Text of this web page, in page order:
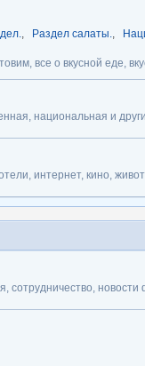
, Раздел салаты.,
все о вкусной еде,
национальная и
интернет, кино,
сотрудничество,